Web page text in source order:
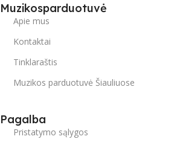
Muzikosparduotuvė
Apie mus
Kontaktai
Tinklaraštis
Muzikos parduotuvė Šiauliuose
Pagalba
Pristatymo sąlygos